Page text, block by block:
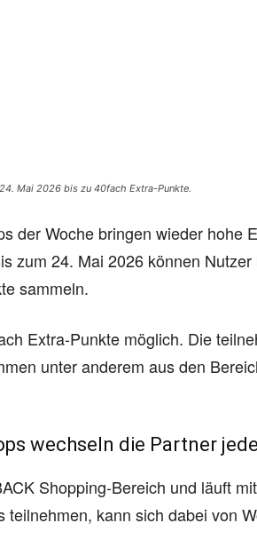
Mai 2026 bis zu 40fach Extra-Punkte.
der Woche bringen wieder hohe
zum 24. Mai 2026 können Nutzer
sammeln.
Extra-Punkte möglich. Die
unter anderem aus den
wechseln die Partner
Shopping-Bereich und läuft mit
kann sich dabei von